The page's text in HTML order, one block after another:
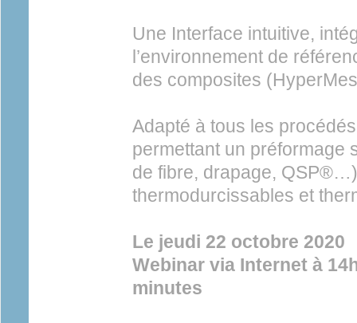
Une Interface intuitive,
l’environnement de
des composites
Adapté à tous les
permettant un préformage
de fibre, drapage,
thermodurcissables et
Le jeudi 22 octobre 2020
Webinar via Internet à
minutes